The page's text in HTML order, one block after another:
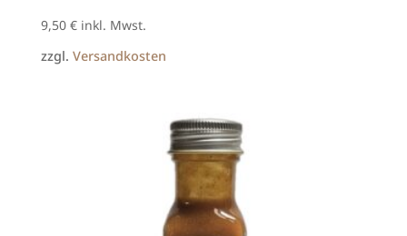
9,50 € inkl. Mwst.
zzgl. Versandkosten